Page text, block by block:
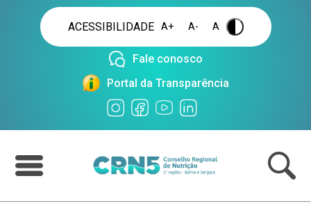
ACESSIBILIDADE A+ A- A .
Fale conosco
Portal da Transparência